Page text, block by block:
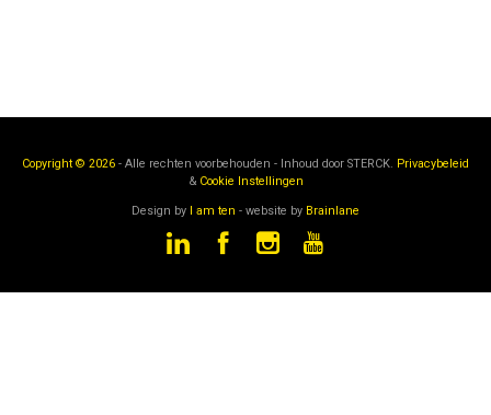
Copyright © 2026 - Alle rechten voorbehouden - Inhoud door STERCK. Privacybeleid
& Cookie Instellingen
Design by I am ten - website by Brainlane